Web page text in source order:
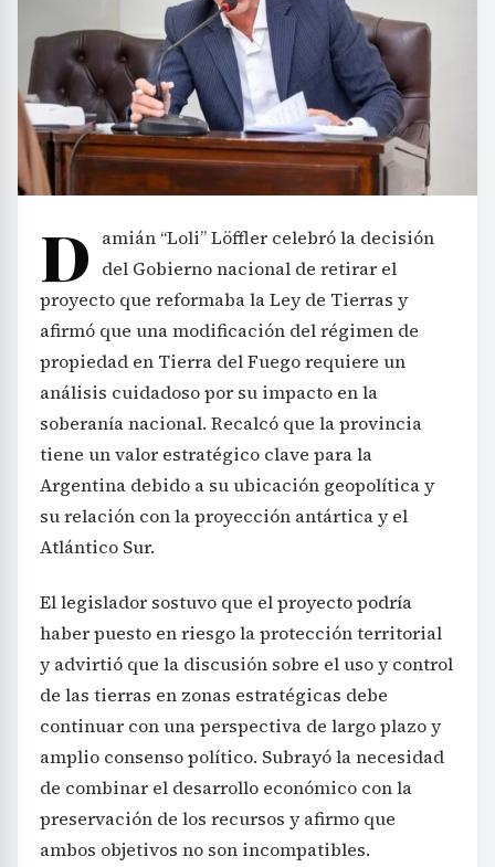
D amián “Loli” Löffler celebró la decisión
del Gobierno nacional de retirar el
proyecto que reformaba la Ley de Tierras y
afirmó que una modificación del régimen de
propiedad en Tierra del Fuego requiere un
análisis cuidadoso por su impacto en la
soberanía nacional. Recalcó que la provincia
tiene un valor estratégico clave para la
Argentina debido a su ubicación geopolítica y
su relación con la proyección antártica y el
Atlántico Sur.
El legislador sostuvo que el proyecto podría
haber puesto en riesgo la protección territorial
y advirtió que la discusión sobre el uso y control
de las tierras en zonas estratégicas debe
continuar con una perspectiva de largo plazo y
amplio consenso político. Subrayó la necesidad
de combinar el desarrollo económico con la
preservación de los recursos y afirmo que
ambos objetivos no son incompatibles.